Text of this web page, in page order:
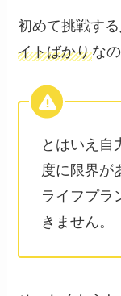
初めて挑戦す
イトばかりな
とはいえ自
度に限界が
ライフプラ
きません。